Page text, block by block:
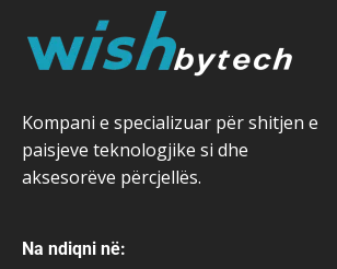
Kompani e specializuar për shitjen e
paisjeve teknologjike si dhe
aksesorëve përcjellës.
Na ndiqni në: